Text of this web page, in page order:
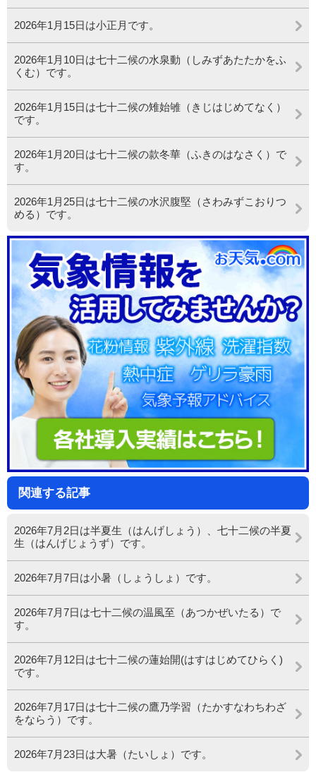
2026年1月15日は小正月です。
2026年1月10日は七十二候の水泉動（しみずあたたかをふ
くむ）です。
2026年1月15日は七十二候の雉始雊（きじはじめてなく）
です。
2026年1月20日は七十二候の款冬華（ふきのはなさく）で
す。
2026年1月25日は七十二候の水沢腹堅（さわみずこおりつ
める）です。
関連する記事
2026年7月2日は半夏生（はんげしょう）、七十二候の半夏
生（はんげじょうず）です。
2026年7月7日は小暑（しょうしょ）です。
2026年7月7日は七十二候の温風至（あつかぜいたる）で
す。
2026年7月12日は七十二候の蓮始開(はすはじめてひらく)
です。
2026年7月17日は七十二候の鷹乃学習（たかすなわちわざ
をならう）です。
2026年7月23日は大暑（たいしょ）です。